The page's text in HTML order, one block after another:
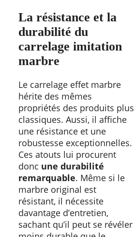
La résistance et la
durabilité du
carrelage imitation
marbre
Le carrelage effet marbre
hérite des mêmes
propriétés des produits plus
classiques. Aussi, il affiche
une résistance et une
robustesse exceptionnelles.
Ces atouts lui procurent
donc une durabilité
remarquable. Même si le
marbre original est
résistant, il nécessite
davantage d’entretien,
sachant qu’il peut se révéler